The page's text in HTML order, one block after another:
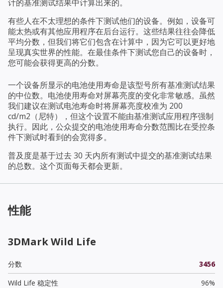
计的基准测试结果中计算出来的。
有些人在不太理想的条件下测试他们的设备。例如，设备可
能太热或有其他应用程序在后台运行。这些结果往往会降低
平均分数，但我们将它们包含在计算中，因为它可以更好地
呈现真实世界的性能。在最佳条件下测试您自己的设备时，
您可能会获得更高的分数。
一个设备所显示的电池使用寿命是该型号所有基准测试结果
的中位数。电池使用寿命对屏幕亮度的变化非常敏感。虽然
我们建议在测试电池寿命时将屏幕亮度校准为 200
cd/m2（尼特），但这个设置不能由基准测试应用程序强制
执行。因此，公众提交的电池使用寿命分数范围比在受控条
件下测试时看到的会宽得多。
普及度是基于过去 30 天内所有测试中提交的基准测试结果
的总数。这个页面每天都会更新。
性能
3DMark Wild Life
分数
3456
Wild Life 稳定性
96%